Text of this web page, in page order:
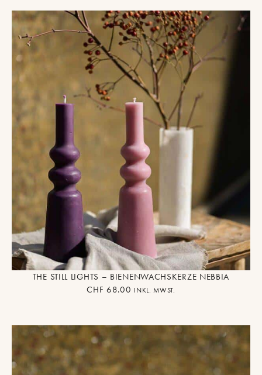
THE STILL LIGHTS – BIENENWACHSKERZE NEBBIA
CHF 68.00 INKL. MWST.